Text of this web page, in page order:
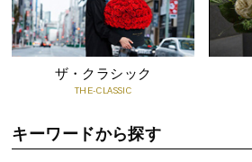
●お水をあげないでください。また湿気
置くと花びらが透けたようになりますの
れますので、なるべく乾燥している場所
燥しすぎると、花びらがひび割れたり、
す。
ザ・クラシック
THE-CLASSIC
キーワードから探す